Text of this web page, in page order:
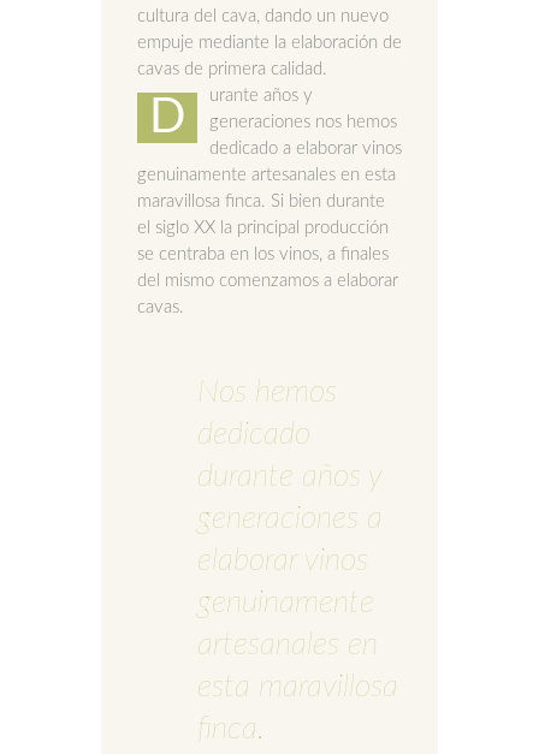
cultura del cava, dando un nuevo
empuje mediante la elaboración de
cavas de primera calidad.
D
urante años y
generaciones nos hemos
dedicado a elaborar vinos
genuinamente artesanales en esta
maravillosa finca. Si bien durante
el siglo XX la principal producción
se centraba en los vinos, a finales
del mismo comenzamos a elaborar
cavas.
Nos hemos
dedicado
durante años y
generaciones a
elaborar vinos
genuinamente
artesanales en
esta maravillosa
finca.